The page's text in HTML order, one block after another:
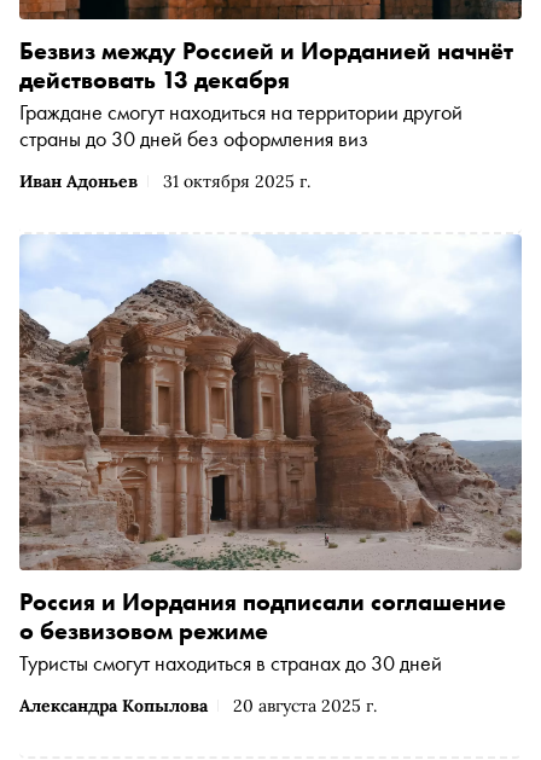
Иван Адоньев 31 октября 2025 г.
Безвиз между Россией и Иорданией начнёт
действовать 13 декабря
Граждане смогут находиться на территории другой
страны до 30 дней без оформления виз
Александра Копылова 20 августа 2025 г.
Россия и Иордания подписали соглашение
о безвизовом режиме
Туристы смогут находиться в странах до 30 дней